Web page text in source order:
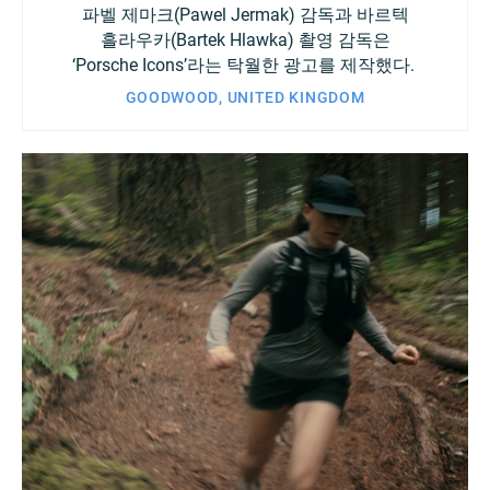
파벨 제마크(Pawel Jermak) 감독과 바르텍
흘라우카(Bartek Hlawka) 촬영 감독은
‘Porsche Icons’라는 탁월한 광고를 제작했다.
GOODWOOD, UNITED KINGDOM